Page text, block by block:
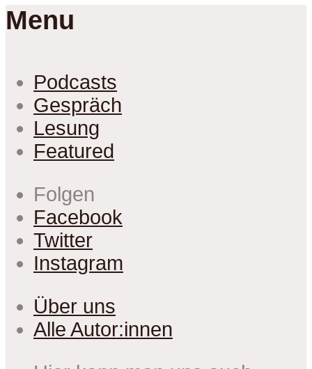
Menu
Podcasts
Gespräch
Lesung
Featured
Folgen
Facebook
Twitter
Instagram
Über uns
Alle Autor:innen